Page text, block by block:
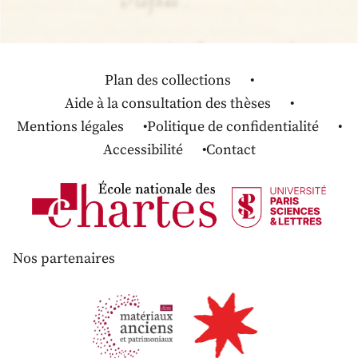
Plan des collections
Aide à la consultation des thèses
Mentions légales
Politique de confidentialité
Accessibilité
Contact
Nos partenaires